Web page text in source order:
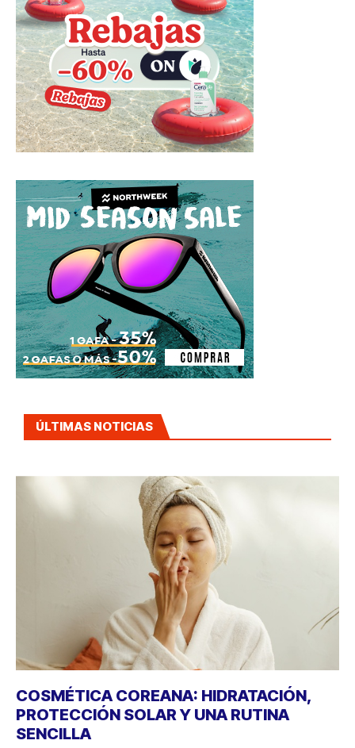
ÚLTIMAS NOTICIAS
COSMÉTICA COREANA: HIDRATACIÓN,
PROTECCIÓN SOLAR Y UNA RUTINA
SENCILLA